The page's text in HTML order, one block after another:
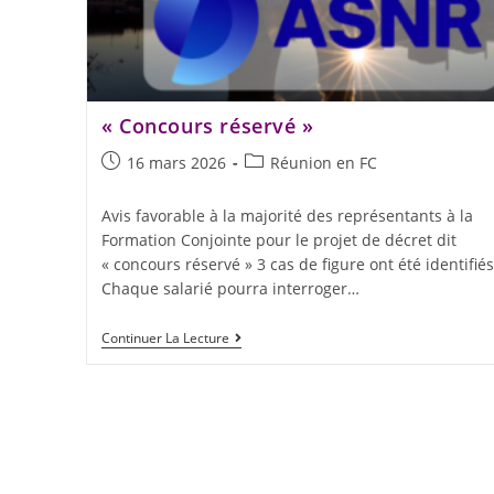
« Concours réservé »
16 mars 2026 Réunion en FC
Avis favorable à la majorité des représentants à la
Formation Conjointe pour le projet de décret dit
« concours réservé » 3 cas de figure ont été
Chaque salarié pourra interroger…
Continuer La Lecture